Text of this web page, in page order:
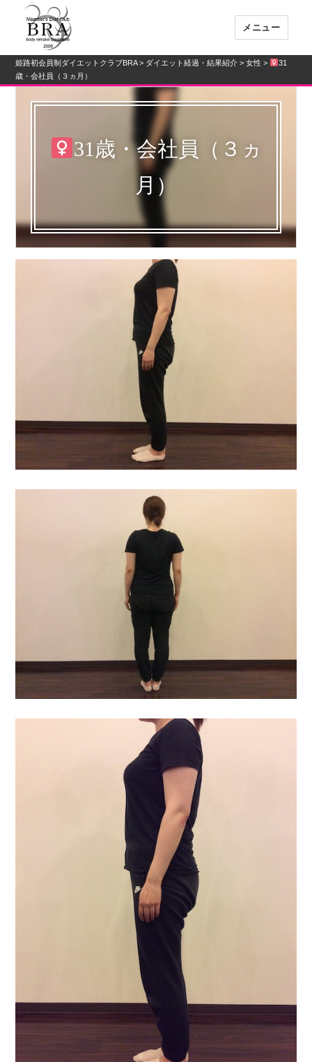
姫路初会員制ダイエットクラブBRA
メニュー
姫路初会員制ダイエットクラブBRA> ダイエット経過・結果紹介 >女性 >
31
歳・会社員（３ヵ月）
31歳・会社員（３ヵ
月）